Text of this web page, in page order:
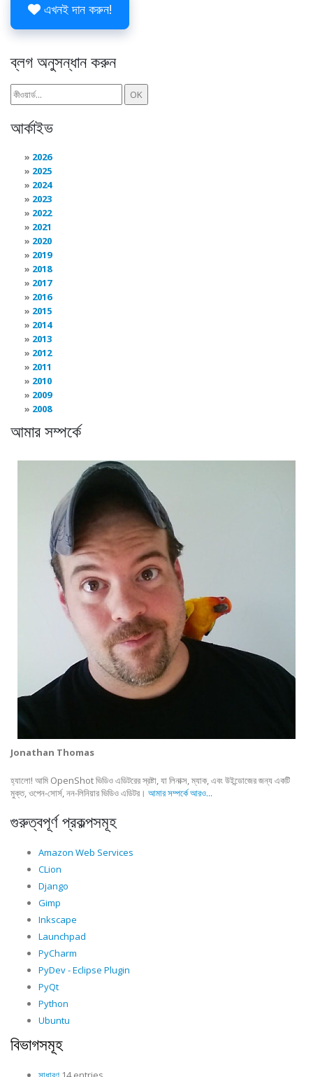
এখনই দান করুন!
ব্লগ অনুসন্ধান করুন
আর্কাইভ
2026
2025
2024
2023
2022
2021
2020
2019
2018
2017
2016
2015
2014
2013
2012
2011
2010
2009
2008
আমার সম্পর্কে
Jonathan Thomas
হ্যালো! আমি OpenShot ভিডিও এডিটরের স্রষ্টা, যা লিনাক্স, ম্যাক, এবং উইন্ডোজের জন্য একটি
মুক্ত, ওপেন-সোর্স, নন-লিনিয়ার ভিডিও এডিটর। আমার সম্পর্কে আরও...
গুরুত্বপূর্ণ প্রকল্পসমূহ
Amazon Web Services
CLion
Django
Gimp
Inkscape
Launchpad
PyCharm
PyDev - Eclipse Plugin
PyQt
Python
Ubuntu
বিভাগসমূহ